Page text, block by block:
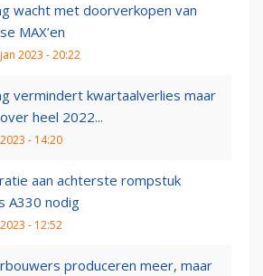
wacht met doorverkopen van
MAX’en
2023 - 20:22
vermindert kwartaalverlies maar
heel 2022...
- 14:20
aan achterste rompstuk
A330 nodig
- 12:52
produceren meer, maar